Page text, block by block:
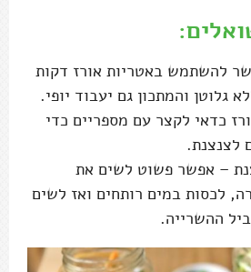
להשתמש באטריות אורז דקות
גלוטן והמתכון גם יעבוד יופי.
כדאי לקצר עם מספריים כדי
לצנצנת.
– אפשר פשוט לשים את
לכסות במים רותחים ואז לשים
ההשרייה.